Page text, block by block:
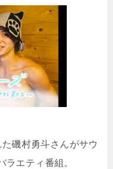
磯村勇斗さんがサウ
ラエティ番組。